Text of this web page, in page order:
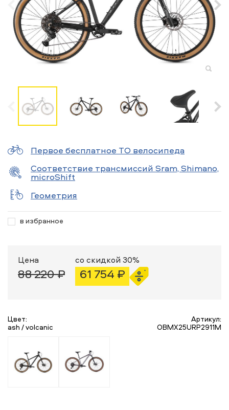
Первое бесплатное ТО велосипеда
Соответствие трансмиссий Sram, Shimano,
microShift
Геометрия
в избранное
Цена
88 220 ₽
со скидкой 30%
61 754 ₽
Цвет:
ash / volcanic
Артикул:
OBMX25URP2911M